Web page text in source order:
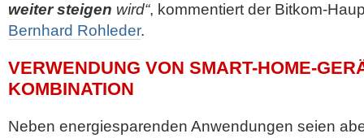
weiter steigen wird“, kommentiert der Bitkom-
Bernhard Rohleder.
VERWENDUNG VON SMART-HOME-
KOMBINATION
Neben energiesparenden Anwendungen seien